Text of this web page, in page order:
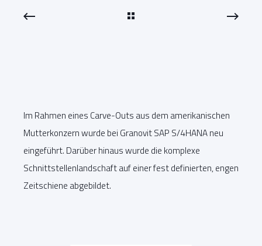
Im Rahmen eines Carve-Outs aus dem amerikanischen
Mutterkonzern wurde bei Granovit SAP S/4HANA neu
eingeführt. Darüber hinaus wurde die komplexe
Schnittstellenlandschaft auf einer fest definierten, engen
Zeitschiene abgebildet.